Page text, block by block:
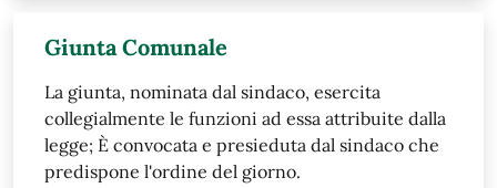
Giunta Comunale
​La giunta, nominata dal sindaco, esercita
collegialmente le funzioni ad essa attribuite dalla
legge; È convocata e presieduta dal sindaco che
predispone l'ordine del giorno.